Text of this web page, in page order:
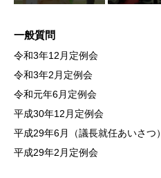
一般質問
令和3年12月定例会
令和3年2月定例会
令和元年6月定例会
平成30年12月定例会
平成29年6月（議長就任あいさつ）
平成29年2月定例会